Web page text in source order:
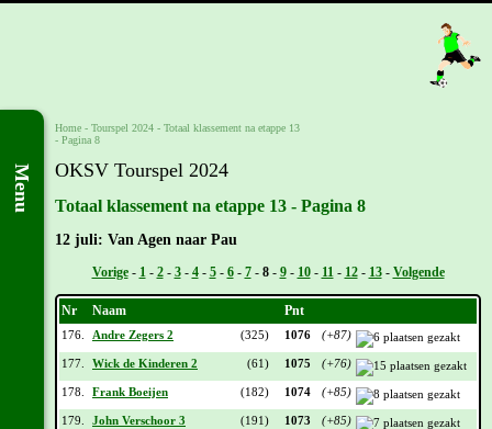
Menu
Home - Tourspel 2024 - Totaal klassement na etappe 13
- Pagina 8
OKSV Tourspel 2024
Totaal klassement na etappe 13 - Pagina 8
12 juli: Van Agen naar Pau
Vorige- 1- 2- 3- 4- 5- 6- 7- 8- 9- 10- 11- 12- 13- Volgende
Nr Naam Pnt
176. Andre Zegers 2 (325) 1076 (+87)
177. Wick de Kinderen 2 (61) 1075 (+76)
178. Frank Boeijen (182) 1074 (+85)
179. John Verschoor 3 (191) 1073 (+85)